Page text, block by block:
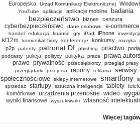
Europejska
Urząd Komunikacji Elektronicznej
YouTube aplikacje aplikacje mobilne badania
bezpieczeństwo biznes cenzura
cyberbezpieczeństwo dane osobowe e-commerce
handel
edukacja finanse gry iPad iPhone
kf12m komunikat firmy konferencje konkursy muzyka
p2p patenty patronat DI phishing piractwo
podcasty policja politycy polityka praca prawa
prawo prywatność przedsiębiorcy
przegląd prasy
przeglądarki
przejęcia raporty reklama
serwisy
społecznościowe
sklepy internetowe smartfony
sprzedaż
startupy sztuczna inteligencja tablety
komórkowe urządzenia przenośne wideo
wyniki finansowe wyszukiwarki własność
Więcej tagów